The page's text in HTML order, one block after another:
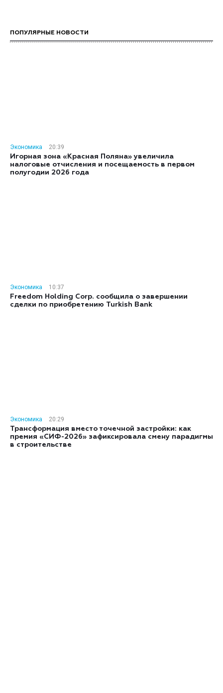
ПОПУЛЯРНЫЕ НОВОСТИ
Экономика
20:39
Игорная зона «Красная Поляна» увеличила
налоговые отчисления и посещаемость в первом
полугодии 2026 года
Экономика
10:37
Freedom Holding Corp. сообщила о завершении
сделки по приобретению Turkish Bank
Экономика
20:29
Трансформация вместо точечной застройки: как
премия «СИФ-2026» зафиксировала смену парадигмы
в строительстве